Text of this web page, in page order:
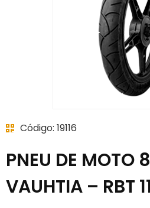
Código: 19116
PNEU DE
VAUHTIA – RBT